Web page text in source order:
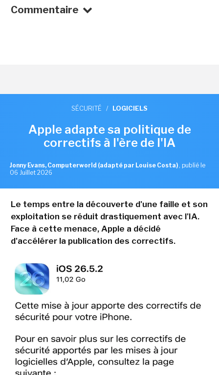
Commentaire
SÉCURITÉ / LOGICIELS
Apple adapte sa politique de
correctifs à l'ère de l'IA
Jonny Evans, Computerworld (adapté par Louise Costa) , publié le
06 Juillet 2026
Le temps entre la découverte d'une faille et son
exploitation se réduit drastiquement avec l'IA.
Face à cette menace, Apple a décidé
d'accélérer la publication des correctifs.